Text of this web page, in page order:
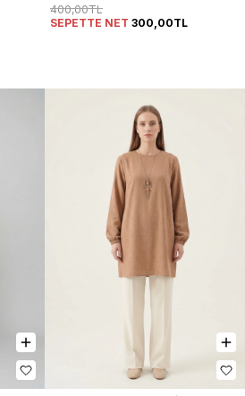
400,00TL
SEPETTE NET 300,00TL